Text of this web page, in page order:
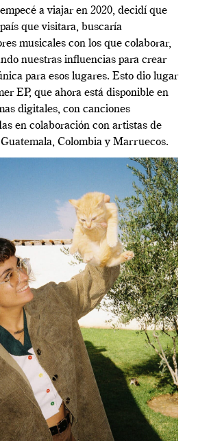
a viajar en 2020, decidí que
que visitara, buscaría
musicales con los que colaborar,
nuestras influencias para crear
para esos lugares. Esto dio lugar
EP, que ahora está disponible en
digitales, con canciones
en colaboración con artistas de
Colombia y Marruecos.